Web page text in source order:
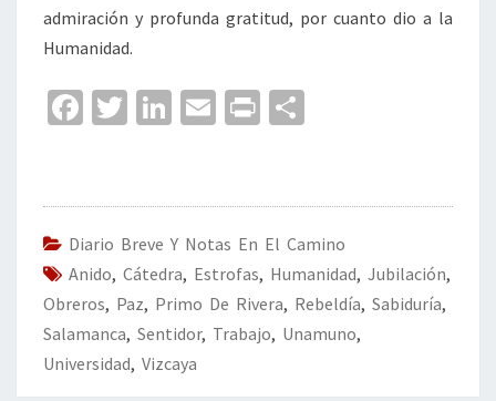
admiración y profunda gratitud, por cuanto dio a la
Humanidad.
Fa
o
o
k
T
er
Li
dI
n
E
l
Pr
p
ar
tir
Diario Breve Y Notas En El Camino
Anido, Cátedra, Estrofas, Humanidad, Jubilación,
Obreros, Paz, Primo De Rivera, Rebeldía, Sabiduría,
Salamanca, Sentidor, Trabajo, Unamuno,
Universidad, Vizcaya